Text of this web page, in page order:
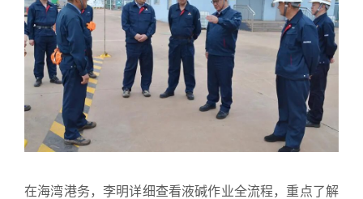
在海湾港务，李明详细查看液碱作业全流程，重点了解